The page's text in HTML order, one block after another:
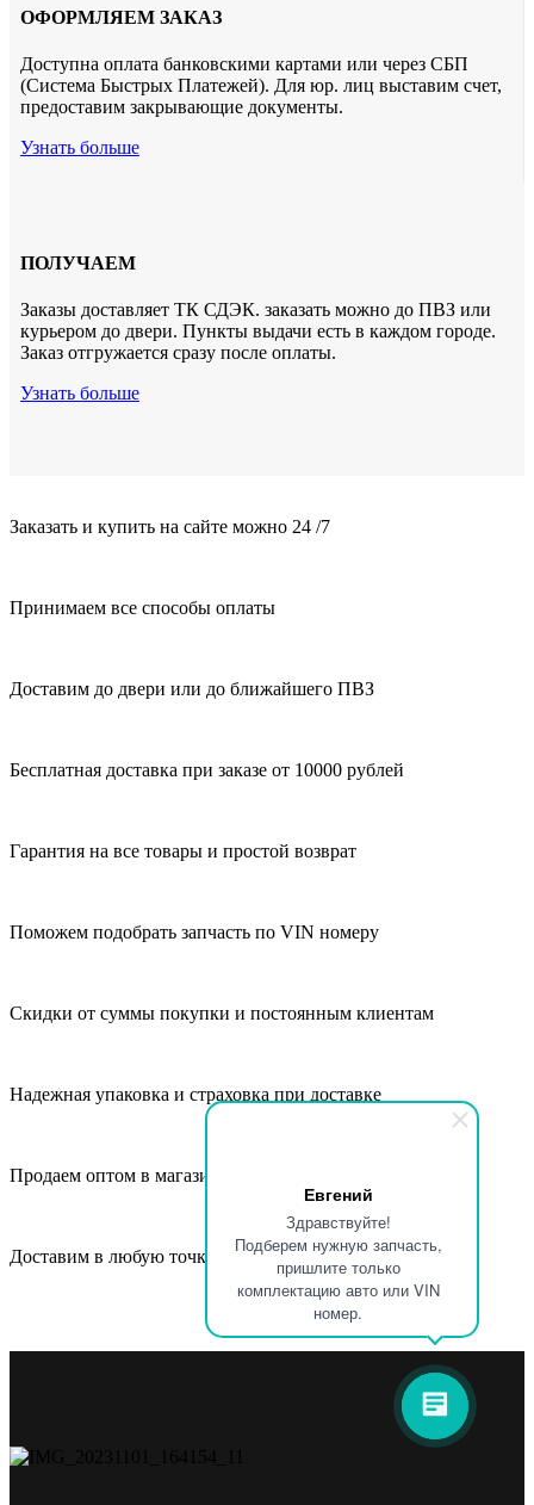
Евгений
Здравствуйте!
Подберем нужную запчасть,
пришлите только
комплектацию авто или VIN
номер.
ОФОРМЛЯЕМ ЗАКАЗ
Доступна оплата банковскими картами или через СБП
(Система Быстрых Платежей). Для юр. лиц выставим счет,
предоставим закрывающие документы.
Узнать больше
ПОЛУЧАЕМ
Заказы доставляет ТК СДЭК. заказать можно до ПВЗ или
курьером до двери. Пункты выдачи есть в каждом городе.
Заказ отгружается сразу после оплаты.
Узнать больше
Заказать и купить на сайте можно 24 /7
Принимаем все способы оплаты
Доставим до двери или до ближайшего ПВЗ
Бесплатная доставка при заказе от 10000 рублей
Гарантия на все товары и простой возврат
Поможем подобрать запчасть по VIN номеру
Скидки от суммы покупки и постоянным клиентам
Надежная упаковка и страховка при доставке
Продаем оптом в магазины, СТО и автосервисы
Доставим в любую точку России и СНГ